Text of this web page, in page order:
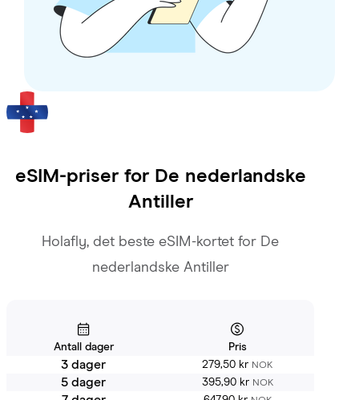
eSIM-priser for De nederlandske
Antiller
Holafly, det beste eSIM-kortet for De
nederlandske Antiller
Antall dager Pris
3 dager 279,50 kr NOK
5 dager 395,90 kr NOK